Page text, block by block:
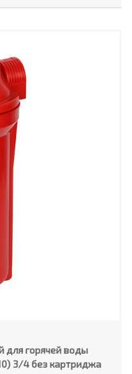
для горячей воды
3/4 без картриджа